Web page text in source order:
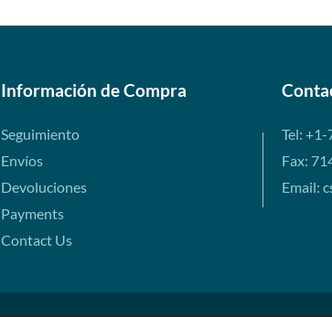
Información de Compra
Seguimiento
Envíos
Devoluciones
Payments
Contact Us
Tel:
Fax:
Email: